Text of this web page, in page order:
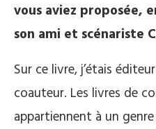
vous aviez proposée,
son ami et scénariste
Sur ce livre, j’étais
coauteur. Les livres de
appartiennent à un